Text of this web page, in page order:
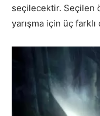
seçilecektir. Seçilen
yarışma için üç